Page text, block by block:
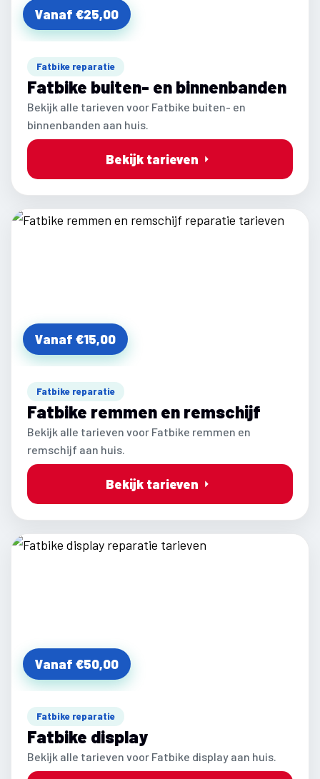
Vanaf €25,00
Fatbike reparatie
Fatbike buiten- en binnenbanden
Bekijk alle tarieven voor Fatbike buiten- en
binnenbanden aan huis.
Bekijk tarieven
Vanaf €15,00
Fatbike reparatie
Fatbike remmen en remschijf
Bekijk alle tarieven voor Fatbike remmen en
remschijf aan huis.
Bekijk tarieven
Vanaf €50,00
Fatbike reparatie
Fatbike display
Bekijk alle tarieven voor Fatbike display aan huis.